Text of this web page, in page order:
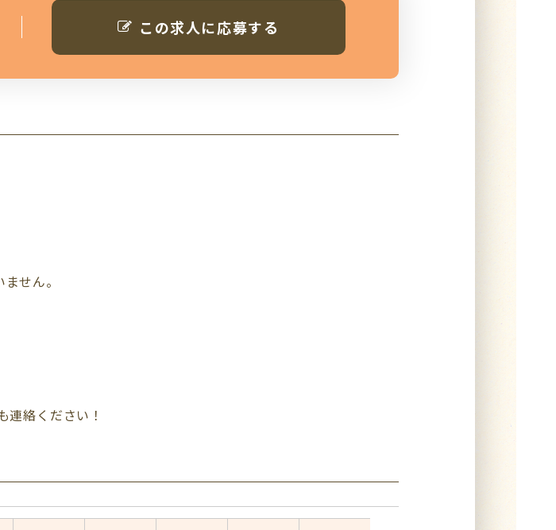
この求人に応募する
せん。
絡ください！